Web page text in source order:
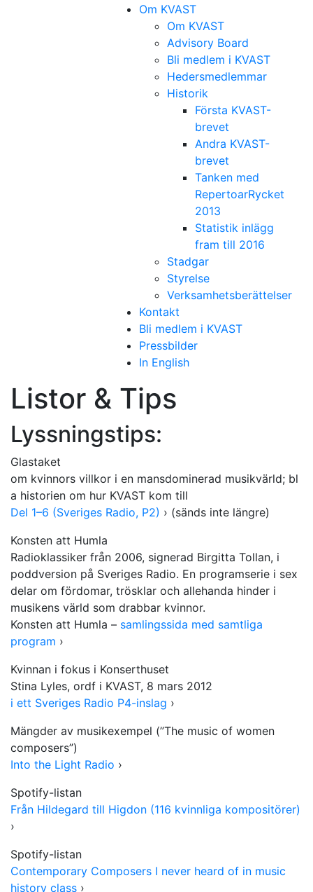
Om KVAST
Om KVAST
Advisory Board
Bli medlem i KVAST
Hedersmedlemmar
Historik
Första KVAST-
brevet
Andra KVAST-
brevet
Tanken med
RepertoarRycket
2013
Statistik inlägg
fram till 2016
Stadgar
Styrelse
Verksamhetsberättelser
Kontakt
Bli medlem i KVAST
Pressbilder
In English
Listor & Tips
Lyssningstips:
Glastaket
om kvinnors villkor i en mansdominerad musikvärld; bl
a historien om hur KVAST kom till
Del 1–6 (Sveriges Radio, P2) › (sänds inte längre)
Konsten att Humla
Radioklassiker från 2006, signerad Birgitta Tollan, i
poddversion på Sveriges Radio. En programserie i sex
delar om fördomar, trösklar och allehanda hinder i
musikens värld som drabbar kvinnor.
Konsten att Humla – samlingssida med samtliga
program ›
Kvinnan i fokus i Konserthuset
Stina Lyles, ordf i KVAST, 8 mars 2012
i ett Sveriges Radio P4-inslag ›
Mängder av musikexempel (”The music of women
composers”)
Into the Light Radio ›
Spotify-listan
Från Hildegard till Higdon (116 kvinnliga kompositörer)
›
Spotify-listan
Contemporary Composers I never heard of in music
history class ›